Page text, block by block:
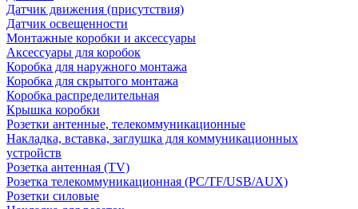
Датчик движения (присутствия)
Датчик освещенности
Монтажные коробки и аксессуары
Аксессуары для коробок
Коробка для наружного монтажа
Коробка для скрытого монтажа
Коробка распределительная
Крышка коробки
Розетки антенные, телекоммуникационные
Накладка, вставка, заглушка для коммуникационных
устройств
Розетка антенная (TV)
Розетка телекоммуникационная (PC/TF/USB/AUX)
Розетки силовые